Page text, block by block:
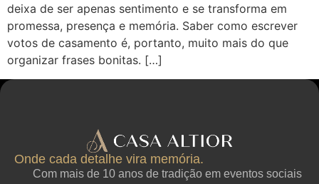
deixa de ser apenas sentimento e se transforma em
promessa, presença e memória. Saber como escrever
votos de casamento é, portanto, muito mais do que
organizar frases bonitas. […]
Onde cada detalhe vira memória.
Com mais de 10 anos de tradição em eventos sociais